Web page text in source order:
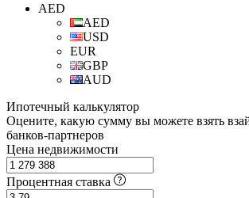
AED
AED
USD
EUR
GBP
AUD
Ипотечный калькулятор
Оцените, какую сумму вы можете взять
банков-партнеров
Цена недвижимости
Процентная ставка